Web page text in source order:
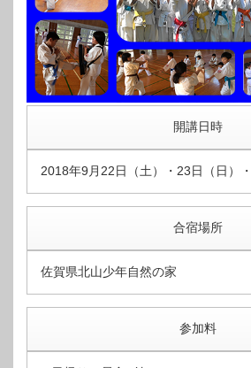
開講日時
2018年9月22日（土）・23日（日）
合宿場所
佐賀県北山少年自然の家
参加料